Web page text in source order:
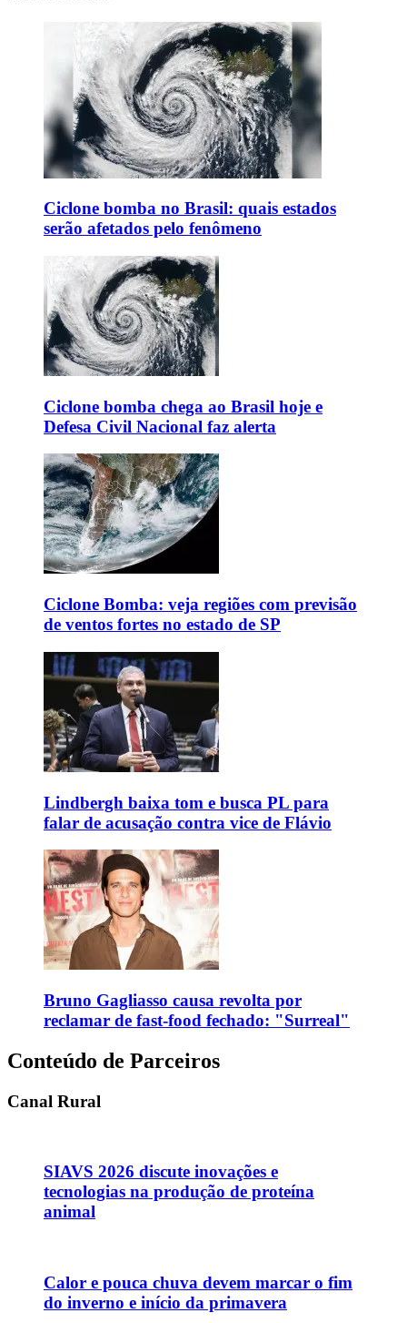
Ciclone bomba no Brasil: quais estados
serão afetados pelo fenômeno
Ciclone bomba chega ao Brasil hoje e
Defesa Civil Nacional faz alerta
Ciclone Bomba: veja regiões com previsão
de ventos fortes no estado de SP
Lindbergh baixa tom e busca PL para
falar de acusação contra vice de Flávio
Bruno Gagliasso causa revolta por
reclamar de fast-food fechado: "Surreal"
Conteúdo de Parceiros
Canal Rural
SIAVS 2026 discute inovações e
tecnologias na produção de proteína
animal
Calor e pouca chuva devem marcar o fim
do inverno e início da primavera